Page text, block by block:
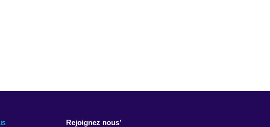
Rejoignez nous’